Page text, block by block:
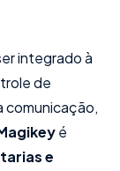
integrado à
de
comunicação,
é
e